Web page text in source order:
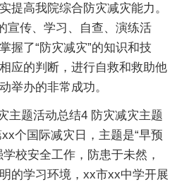
提高我院综合防灾减灾能力。
宣传、学习、自查、演练活
握了“防灾减灾”的知识和技
应的判断，进行自救和救助他
举办的非常成功。
个国际减灾日，主题是“早预
校安全工作，防患于未然，
的学习环境，xx市xx中学开展
主题活动总结4 防灾减灾主题